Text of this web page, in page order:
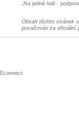
„Na jedné lodi -
Obsah těchto stránek
považován za oficiální
Econnect